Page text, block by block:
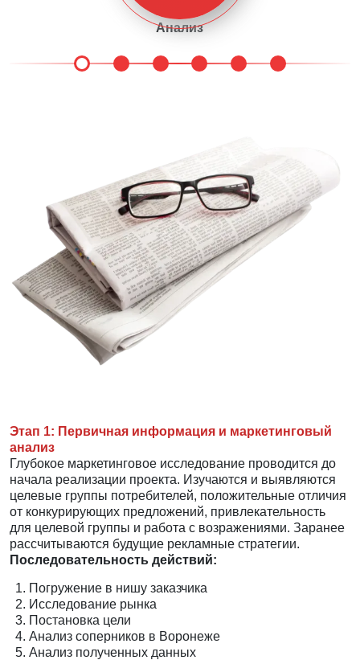
Анализ
Этап 1: Первичная информация и маркетинговый
анализ
Глубокое маркетинговое исследование проводится до
начала реализации проекта. Изучаются и выявляются
целевые группы потребителей, положительные отличия
от конкурирующих предложений, привлекательность
для целевой группы и работа с возражениями. Заранее
рассчитываются будущие рекламные стратегии.
Последовательность действий:
Погружение в нишу заказчика
Исследование рынка
Постановка цели
Анализ соперников в Воронеже
Анализ полученных данных